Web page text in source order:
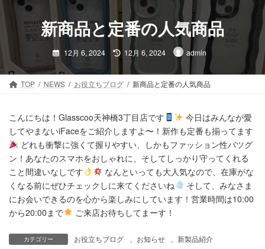
コ
ン
テ
ナ
ビ
ゲ
新商品と定番の人気商品
12月 6, 2024 最
終
更
日
時
12月 6, 2024 admin
TOP NEWS お役立ちブログ 新商品と定番の人気商品
こんにちは！Glasscoo天神橋3丁目店です
今日はみんなが愛
してやまないiFaceをご紹介しますよ〜！新作も定番も揃ってます
どれも衝撃に強くて握りやすい、しかもファッション性バツグ
ン！あなたのスマホをおしゃれに、そしてしっかり守ってくれる
こと間違いなしです
なんといっても大人気なので、在庫がな
くなる前にぜひチェックしに来てくださいね
そして、みなさま
にお会いできるのを心から楽しみにしています！営業時間は10:00
から20:00まで
ご来店お待ちしてまーす！
カテゴリー お役立ちブログ お知らせ 新製品紹介